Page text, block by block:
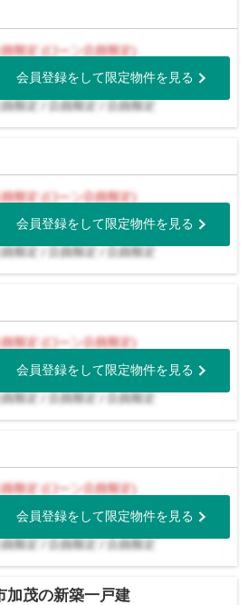
会員登録をして限定物件を見る
会員登録をして限定物件を見る
会員登録をして限定物件を見る
会員登録をして限定物件を見る
加茂の新築一戸建